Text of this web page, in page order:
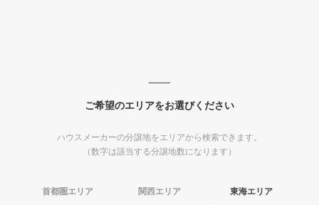
ご希望のエリアをお選びください
ハウスメーカーの分譲地をエリアから検索できます。
（数字は該当する分譲地数になります）
首都圏エリア 関西エリア 東海エリア